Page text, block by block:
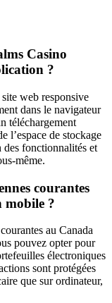
Casino
?
web responsive
dans le navigateur
téléchargement
l’espace de stockage
fonctionnalités et
même.
courantes
mobile ?
au Canada
pouvez opter pour
électroniques
sont protégées
que sur ordinateur,